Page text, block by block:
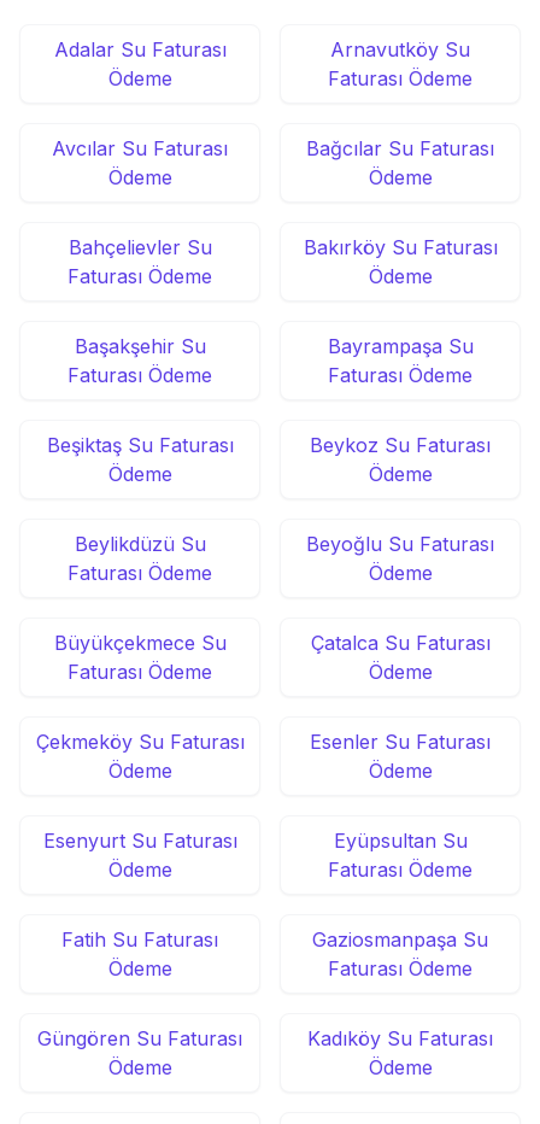
Adalar Su Faturası
Ödeme
Arnavutköy Su
Faturası Ödeme
Avcılar Su Faturası
Ödeme
Bağcılar Su Faturası
Ödeme
Bahçelievler Su
Faturası Ödeme
Bakırköy Su Faturası
Ödeme
Başakşehir Su
Faturası Ödeme
Bayrampaşa Su
Faturası Ödeme
Beşiktaş Su Faturası
Ödeme
Beykoz Su Faturası
Ödeme
Beylikdüzü Su
Faturası Ödeme
Beyoğlu Su Faturası
Ödeme
Büyükçekmece Su
Faturası Ödeme
Çatalca Su Faturası
Ödeme
Çekmeköy Su Faturası
Ödeme
Esenler Su Faturası
Ödeme
Esenyurt Su Faturası
Ödeme
Eyüpsultan Su
Faturası Ödeme
Fatih Su Faturası
Ödeme
Gaziosmanpaşa Su
Faturası Ödeme
Güngören Su Faturası
Ödeme
Kadıköy Su Faturası
Ödeme